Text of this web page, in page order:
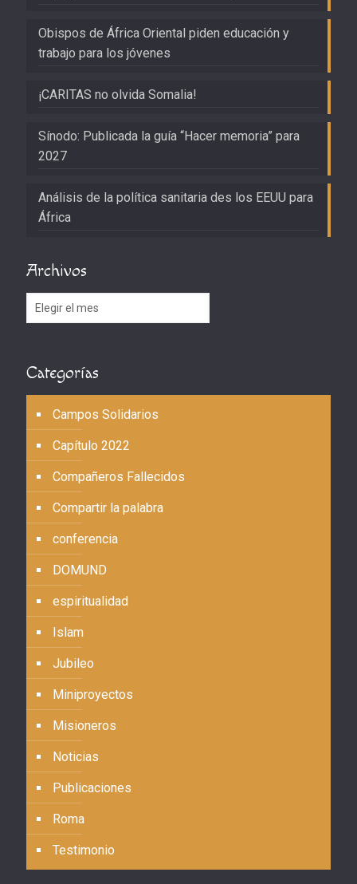
Obispos de África Oriental piden educación y
trabajo para los jóvenes
¡CARITAS no olvida Somalia!
Sínodo: Publicada la guía “Hacer memoria” para
2027
Análisis de la política sanitaria des los EEUU para
África
Archivos
Archivos
Categorías
Campos Solidarios
Capítulo 2022
Compañeros Fallecidos
Compartir la palabra
conferencia
DOMUND
espiritualidad
Islam
Jubileo
Miniproyectos
Misioneros
Noticias
Publicaciones
Roma
Testimonio